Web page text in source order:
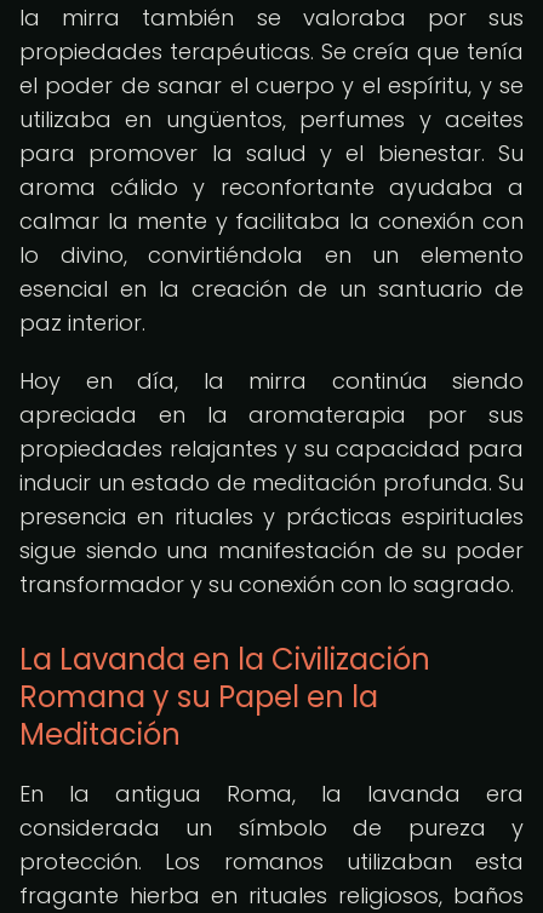
la mirra también se valoraba por sus
propiedades terapéuticas. Se creía que tenía
el poder de sanar el cuerpo y el espíritu, y se
utilizaba en ungüentos, perfumes y aceites
para promover la salud y el bienestar. Su
aroma cálido y reconfortante ayudaba a
calmar la mente y facilitaba la conexión con
lo divino, convirtiéndola en un elemento
esencial en la creación de un santuario de
paz interior.
Hoy en día, la mirra continúa siendo
apreciada en la aromaterapia por sus
propiedades relajantes y su capacidad para
inducir un estado de meditación profunda. Su
presencia en rituales y prácticas espirituales
sigue siendo una manifestación de su poder
transformador y su conexión con lo sagrado.
La Lavanda en la Civilización
Romana y su Papel en la
Meditación
En la antigua Roma, la lavanda era
considerada un símbolo de pureza y
protección. Los romanos utilizaban esta
fragante hierba en rituales religiosos, baños